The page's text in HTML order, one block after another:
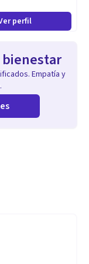
y psicosocial,
terapia
de
Asociación Afecto
perfil
bienestar
Empatía y